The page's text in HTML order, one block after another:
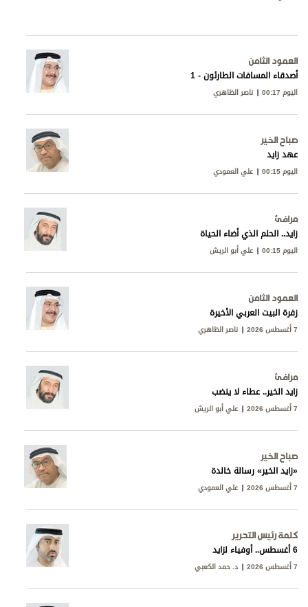
العمود الثامن
أصدقاء المسافات الطارئون - 1
اليوم 00:17 ناصر الظاهري
صباح الخير
عهد زايد
اليوم 00:15 علي العمودي
مرافئ
زايد.. الحلم الذي أضاء الحياة
اليوم 00:15 علي أبو الريش
العمود الثامن
زفرة البيت العربي الأخيرة
7 أغسطس 2026 ناصر الظاهري
مرافئ
زايد الخير.. عطاء لا ينضب
7 أغسطس 2026 علي أبو الريش
صباح الخير
«زايد الخير» رسالة خالدة
7 أغسطس 2026 علي العمودي
كلمة رئيس التحرير
6 أغسطس.. أوفياء لزايد
7 أغسطس 2026 د. حمد الكعبي